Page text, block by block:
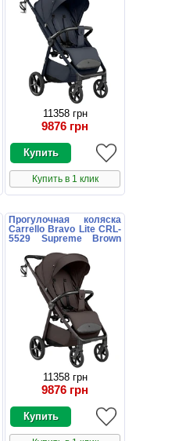
11358 грн
9876 грн
Купить в 1 клик
Прогулочная коляска
Carrello Bravo Lite CRL-
5529 Supreme Brown
подстаканником
11358 грн
9876 грн